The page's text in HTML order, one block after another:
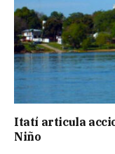
Itatí articula
Niño